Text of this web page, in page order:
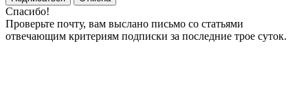
Спасибо!
Проверьте почту, вам выслано письмо со статьями
отвечающим критериям подписки за последние трое суток.